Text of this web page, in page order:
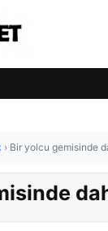
› Bir yolcu gemisinde